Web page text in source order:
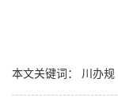
本文关键词： 川办